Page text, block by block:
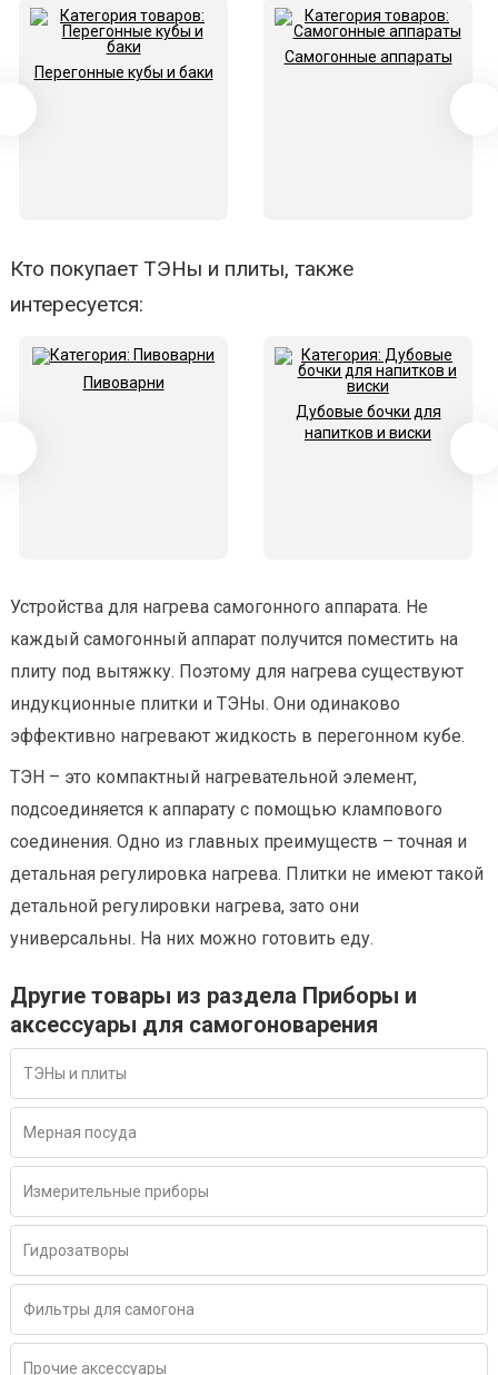
Перегонные кубы и баки
Самогонные аппараты
Кто покупает ТЭНы и плиты, также
интересуется:
Пивоварни
Дубовые бочки для
напитков и виски
Устройства для нагрева самогонного аппарата. Не
каждый самогонный аппарат получится поместить на
плиту под вытяжку. Поэтому для нагрева существуют
индукционные плитки и ТЭНы. Они одинаково
эффективно нагревают жидкость в перегонном кубе.
ТЭН – это компактный нагревательной элемент,
подсоединяется к аппарату с помощью клампового
соединения. Одно из главных преимуществ – точная и
детальная регулировка нагрева. Плитки не имеют такой
детальной регулировки нагрева, зато они
универсальны. На них можно готовить еду.
Другие товары из раздела Приборы и
аксессуары для самогоноварения
ТЭНы и плиты
Мерная посуда
Измерительные приборы
Гидрозатворы
Фильтры для самогона
Прочие аксессуары